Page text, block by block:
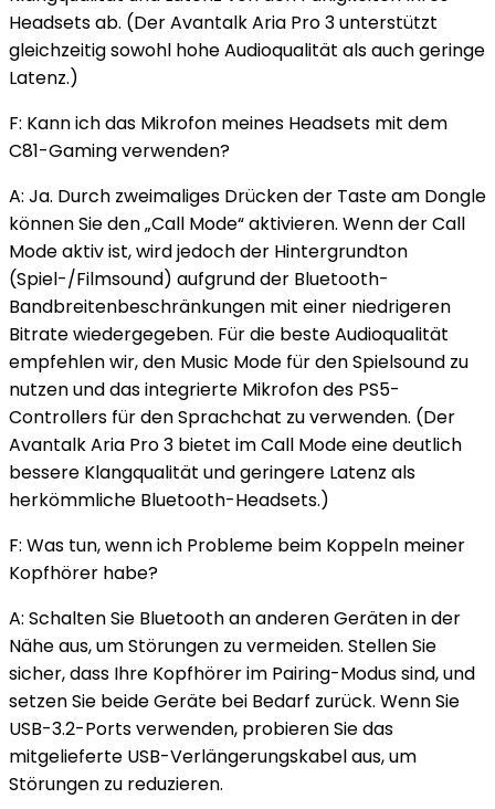
Headsets ab. (Der Avantalk Aria Pro 3 unterstützt
gleichzeitig sowohl hohe Audioqualität als auch geringe
Latenz.)
F: Kann ich das Mikrofon meines Headsets mit dem
C81-Gaming verwenden?
A: Ja. Durch zweimaliges Drücken der Taste am Dongle
können Sie den „Call Mode“ aktivieren. Wenn der Call
Mode aktiv ist, wird jedoch der Hintergrundton
(Spiel-/Filmsound) aufgrund der Bluetooth-
Bandbreitenbeschränkungen mit einer niedrigeren
Bitrate wiedergegeben. Für die beste Audioqualität
empfehlen wir, den Music Mode für den Spielsound zu
nutzen und das integrierte Mikrofon des PS5-
Controllers für den Sprachchat zu verwenden. (Der
Avantalk Aria Pro 3 bietet im Call Mode eine deutlich
bessere Klangqualität und geringere Latenz als
herkömmliche Bluetooth-Headsets.)
F: Was tun, wenn ich Probleme beim Koppeln meiner
Kopfhörer habe?
A: Schalten Sie Bluetooth an anderen Geräten in der
Nähe aus, um Störungen zu vermeiden. Stellen Sie
sicher, dass Ihre Kopfhörer im Pairing-Modus sind, und
setzen Sie beide Geräte bei Bedarf zurück. Wenn Sie
USB-3.2-Ports verwenden, probieren Sie das
mitgelieferte USB-Verlängerungskabel aus, um
Störungen zu reduzieren.